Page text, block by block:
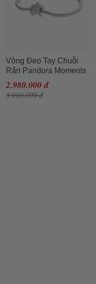
Vòng Đeo Tay Chuỗi
Rắn Pandora Moments
Asymmetric Star Clasp
599639C01 Size 16
2.980.000 đ
3.900.000 đ